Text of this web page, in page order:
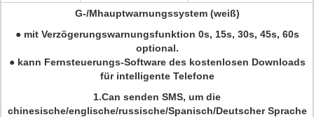
G-/Mhauptwarnungssystem (weiß)
● mit Verzögerungswarnungsfunktion 0s, 15s, 30s, 45s, 60s
optional.
● kann Fernsteuerungs-Software des kostenlosen Downloads
für intelligente Telefone
1.Can senden SMS, um die
chinesische/englische/russische/Spanisch/Deutscher Sprache